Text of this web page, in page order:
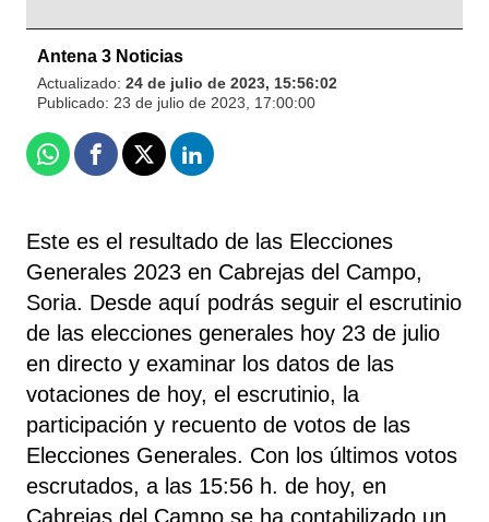
Antena 3 Noticias
Actualizado: 24 de julio de 2023, 15:56:02
Publicado: 23 de julio de 2023, 17:00:00
WhatsappFacebook
X Linkedin
Este es el resultado de las Elecciones
Generales 2023 en Cabrejas del Campo,
Soria. Desde aquí podrás seguir el escrutinio
de las elecciones generales hoy 23 de julio
en directo y examinar los datos de las
votaciones de hoy, el escrutinio, la
participación y recuento de votos de las
Elecciones Generales. Con los últimos votos
escrutados, a las 15:56 h. de hoy, en
Cabrejas del Campo se ha contabilizado un